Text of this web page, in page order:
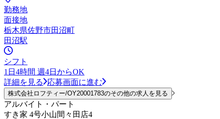
勤務地
面接地
栃木県佐野市田沼町
田沼駅
シフト
1日4時間 週4日からOK
詳細を見る
応募画面に進む
株式会社ロフティー/OY20001783のその他の求人を見る
アルバイト・パート
すき家 4号小山間々田店4